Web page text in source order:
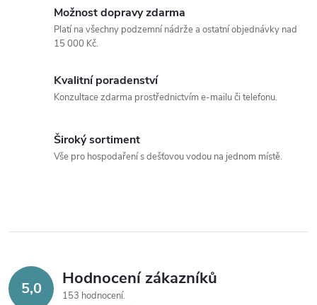
Možnost dopravy zdarma
Platí na všechny podzemní nádrže a ostatní objednávky nad
15 000 Kč.
Kvalitní poradenství
Konzultace zdarma prostřednictvím e-mailu či telefonu.
Široký sortiment
Vše pro hospodaření s dešťovou vodou na jednom místě.
5,0 Hodnocení zákazníků
153 hodnocení